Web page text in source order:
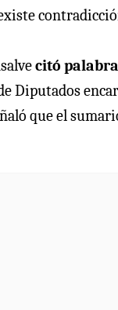
citó
Diputados
que el